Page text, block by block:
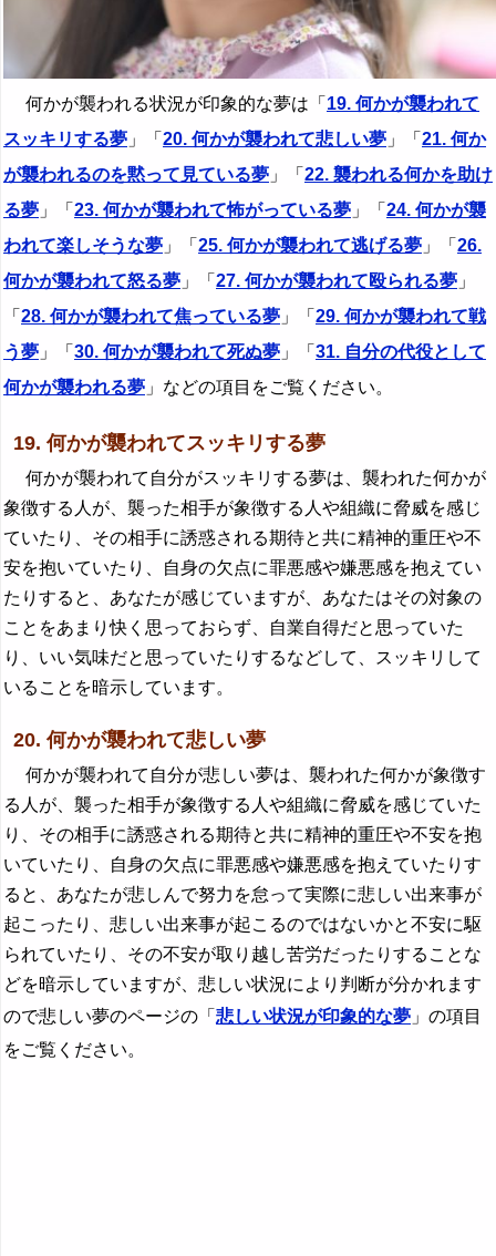
何かが襲われる状況が印象的な夢は「 19. 何かが襲われて
スッキリする夢 」「 20. 何かが襲われて悲しい夢 」「 21. 何か
が襲われるのを黙って見ている夢 」「 22. 襲われる何かを助け
る夢 」「 23. 何かが襲われて怖がっている夢 」「 24. 何かが襲
われて楽しそうな夢 」「 25. 何かが襲われて逃げる夢 」「 26.
何かが襲われて怒る夢 」「 27. 何かが襲われて殴られる夢 」
「 28. 何かが襲われて焦っている夢 」「 29. 何かが襲われて戦
う夢 」「 30. 何かが襲われて死ぬ夢 」「 31. 自分の代役として
何かが襲われる夢 」などの項目をご覧ください。
19. 何かが襲われてスッキリする夢
何かが襲われて自分がスッキリする夢は、襲われた何かが
象徴する人が、襲った相手が象徴する人や組織に脅威を感じ
ていたり、その相手に誘惑される期待と共に精神的重圧や不
安を抱いていたり、自身の欠点に罪悪感や嫌悪感を抱えてい
たりすると、あなたが感じていますが、あなたはその対象の
ことをあまり快く思っておらず、自業自得だと思っていた
り、いい気味だと思っていたりするなどして、スッキリして
いることを暗示しています。
20. 何かが襲われて悲しい夢
何かが襲われて自分が悲しい夢は、襲われた何かが象徴す
る人が、襲った相手が象徴する人や組織に脅威を感じていた
り、その相手に誘惑される期待と共に精神的重圧や不安を抱
いていたり、自身の欠点に罪悪感や嫌悪感を抱えていたりす
ると、あなたが悲しんで努力を怠って実際に悲しい出来事が
起こったり、悲しい出来事が起こるのではないかと不安に駆
られていたり、その不安が取り越し苦労だったりすることな
どを暗示していますが、悲しい状況により判断が分かれます
ので悲しい夢のページの「 悲しい状況が印象的な夢 」の項目
をご覧ください。